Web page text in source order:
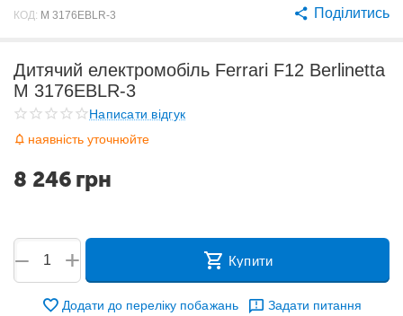
КОД: M 3176EBLR-3 Поділитись
Дитячий електромобіль Ferrari F12 Berlinetta
M 3176EBLR-3
Написати відгук
наявність уточнюйте
8 246 грн
+
− Купити
Додати до переліку побажань Задати питання